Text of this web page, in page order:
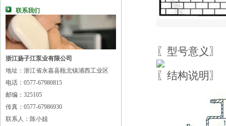
联系我们
浙江扬子江泵业有限公司
地址：浙江省永嘉县瓯北镇浦西工业区
电话：0577-67980815
邮编：325105
传真：0577-67986930
联系人：陈小姐
〖型号意义〗
〖结构说明〗